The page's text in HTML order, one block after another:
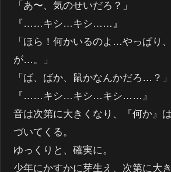
「あ〜、気のせいだろ？」
『……キシ…キシ……』
「ほら！何かいるのよ…やっぱり
が…。」
「ば、ばか、鼠かなんかだろ…？」
『……キシ…キシ…キシ……』
音は次第に大きくなり、『何か』
づいてくる。
ゆっくりと、確実に。
少年にかすかに芽生え、次第に大